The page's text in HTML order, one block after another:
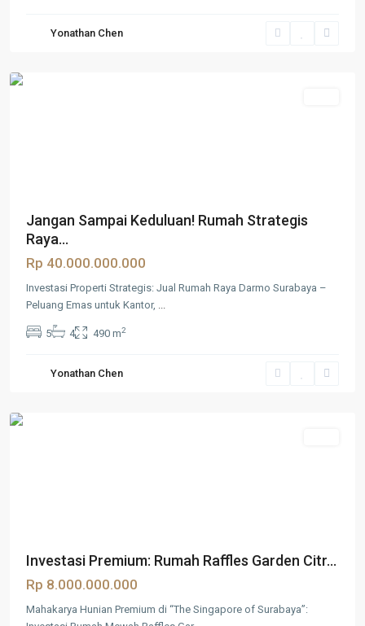
Yonathan Chen
Surabaya
Jangan Sampai Keduluan! Rumah Strategis
Raya...
Rp 40.000.000.000
Investasi Properti Strategis: Jual Rumah Raya Darmo Surabaya –
Peluang Emas untuk Kantor, ...
5 4 490 m2
Yonathan Chen
Citraland
Surabaya
Investasi Premium: Rumah Raffles Garden Citr...
Rp 8.000.000.000
Mahakarya Hunian Premium di “The Singapore of Surabaya”: